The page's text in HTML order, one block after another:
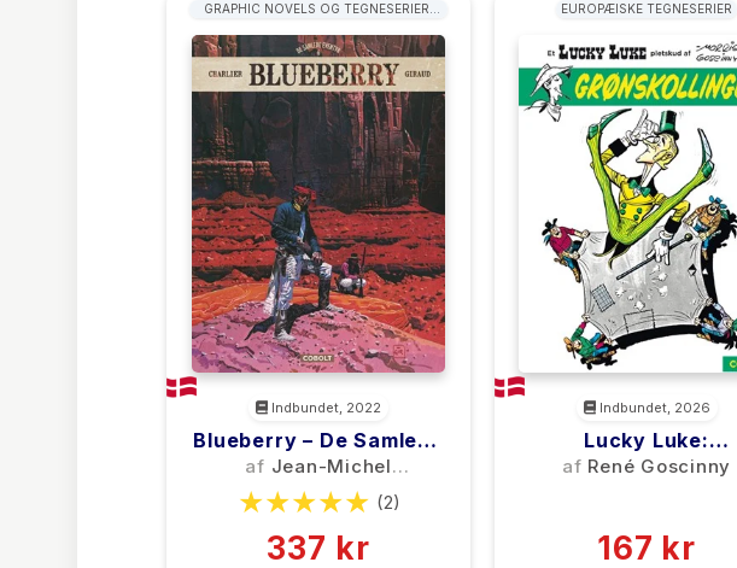
GRAPHIC NOVELS OG TEGNESERIER:
Indbundet, 2022
Blueberry – De Samlede
Eventyr 6
af Jean-Michel
Charlier
(2)
337 kr
EUROPÆISKE TEGNESERIER
Indbundet, 2026
Lucky Luke:
Grønskollingen – Et
af René Goscinny
167 kr